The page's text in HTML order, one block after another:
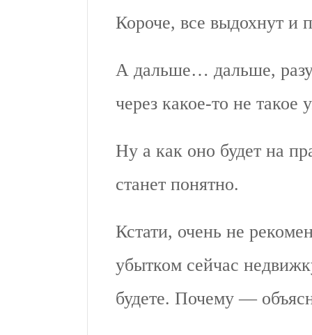
Короче, все выдохнут и
А дальше… дальше,
через какое-то не такое
Ну а как оно будет на
станет понятно.
Кстати, очень не
убытком сейчас
будете. Почему —